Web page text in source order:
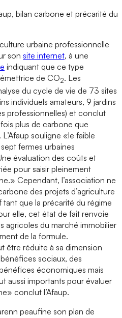
bilan carbone et précarité du
urbaine professionnelle
son site internet, à une
indiquant que ce type
de CO2. Les
du cycle de vie de 73 sites
individuels amateurs, 9 jardins
professionnelles) et conclut
fois plus de carbone que
souligne «le faible
fermes urbaines
évaluation des coûts et
pour saisir pleinement
Cependant, l’association ne
des projets d’agriculture
que la précarité du régime
elle, cet état de fait renvoie
agricoles du marché immobilier
de la formule.
être réduite à sa dimension
sociaux, des
économiques mais
aussi importants pour évaluer
conclut l’Afaup.
peaufine son plan de